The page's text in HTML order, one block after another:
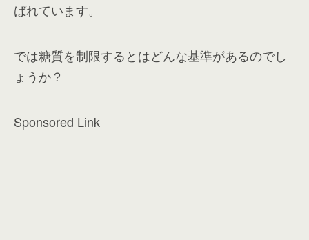
ばれています。
では糖質を制限するとはどんな基準があるのでし
ょうか？
Sponsored Link